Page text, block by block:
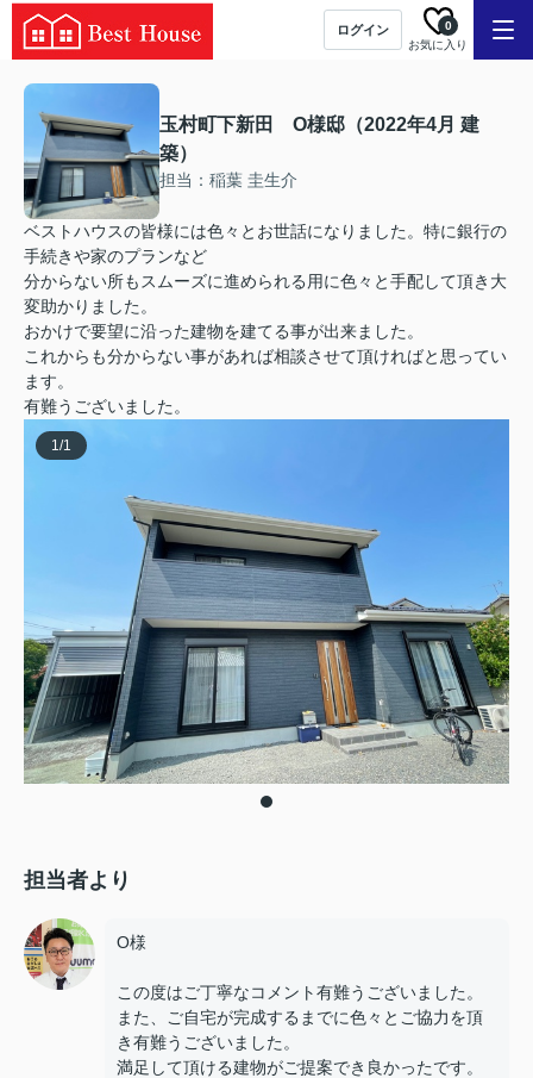
ログイン
お気に入り
0
玉村町下新田 O様邸（2022年4月 建
築）
担当：稲葉 圭生介
ベストハウスの皆様には色々とお世話になりました。特に銀行の
手続きや家のプランなど
分からない所もスムーズに進められる用に色々と手配して頂き大
変助かりました。
おかけで要望に沿った建物を建てる事が出来ました。
これからも分からない事があれば相談させて頂ければと思ってい
ます。
有難うございました。
1/1
担当者より
O様
この度はご丁寧なコメント有難うございました。
また、ご自宅が完成するまでに色々とご協力を頂
き有難うございました。
満足して頂ける建物がご提案でき良かったです。